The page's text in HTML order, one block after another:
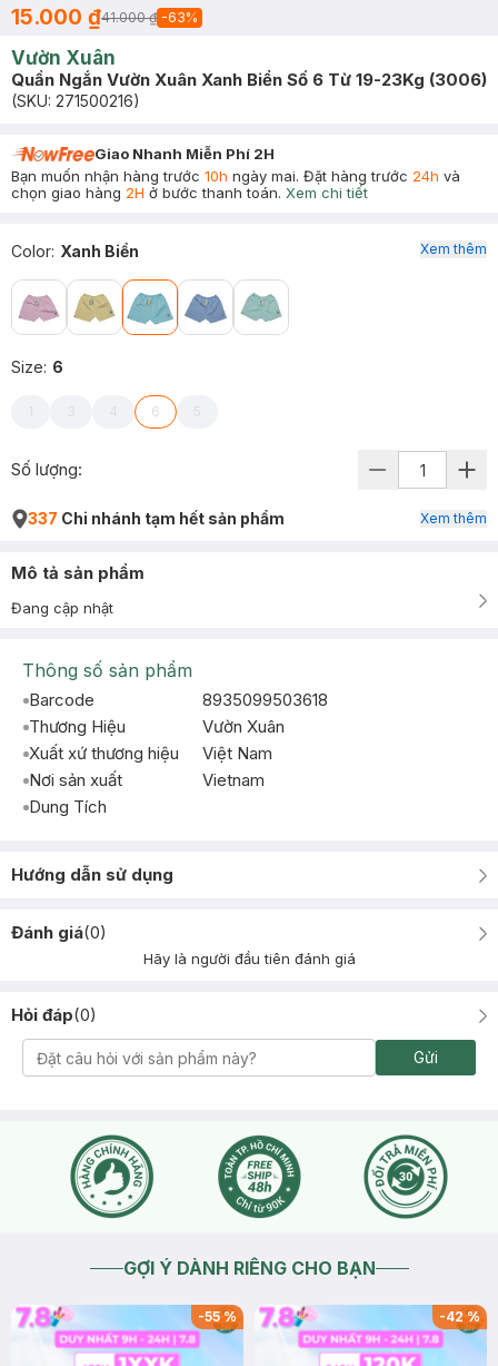
15.000 ₫41.000 ₫ -63%
Vườn Xuân
Quần Ngắn Vườn Xuân Xanh Biển Số 6 Từ 19-23Kg (3006)
(SKU: 271500216)
Giao Nhanh Miễn Phí 2H
Bạn muốn nhận hàng trước 10h ngày mai. Đặt hàng trước 24h và
chọn giao hàng 2H ở bước thanh toán. Xem chi tiết
Color: Xanh Biển
Size: 6
3 4 6 5
Xem thêm
Số lượng:
337 Chi nhánh tạm hết sản phẩm Xem thêm
Mô tả sản phẩm
Đang cập nhật
Thông số sản phẩm
Barcode
8935099503618
Thương Hiệu
Vườn Xuân
Xuất xứ thương hiệu
Việt Nam
Nơi sản xuất
Vietnam
Dung Tích
Hướng dẫn sử dụng
Đánh giá(0)
Hãy là người đầu tiên đánh giá
Hỏi đáp(0)
Gửi
GỢI Ý DÀNH RIÊNG CHO BẠN
-55% -42%